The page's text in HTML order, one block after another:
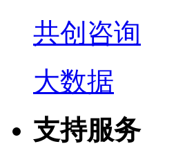
共创咨询
大数据
支持服务